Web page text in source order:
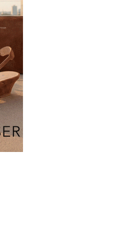
доверия миллионов
и понимания,
завтра.
2027 открывает